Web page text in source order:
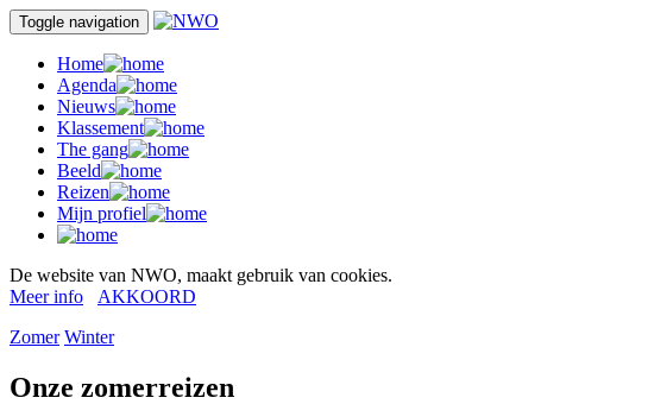
Toggle navigation
Home
Agenda
Nieuws
Klassement
The gang
Beeld
Reizen
Mijn profiel
De website van NWO, maakt gebruik van cookies.
Meer info
AKKOORD
Zomer Winter
Onze zomerreizen